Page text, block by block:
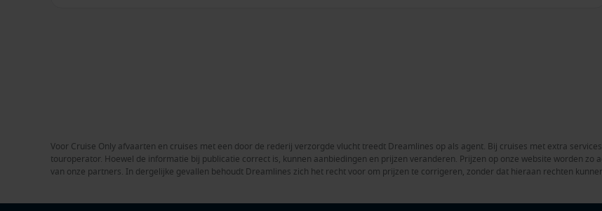
Voor Cruise Only afvaarten en cruises met een door de rederij verzorgde vlucht treedt Dreamlines op als agent. Bij cruises met extra
touroperator. Hoewel de informatie bij publicatie correct is, kunnen aanbiedingen en prijzen veranderen. Prijzen op onze website worden
van onze partners. In dergelijke gevallen behoudt Dreamlines zich het recht voor om prijzen te corrigeren, zonder dat hieraan rechten